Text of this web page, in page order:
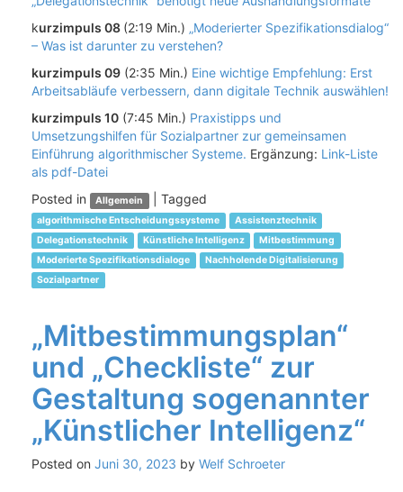
kurzimpuls 08 (2:19 Min.) „Moderierter Spezifikationsdialog“
– Was ist darunter zu verstehen?
kurzimpuls 09 (2:35 Min.) Eine wichtige Empfehlung: Erst
Arbeitsabläufe verbessern, dann digitale Technik auswählen!
kurzimpuls 10 (7:45 Min.) Praxistipps und
Umsetzungshilfen für Sozialpartner zur gemeinsamen
Einführung algorithmischer Systeme. Ergänzung: Link-Liste
als pdf-Datei
Posted in
Allgemein Tagged
algorithmische Entscheidungssysteme
Assistenztechnik
Delegationstechnik
Künstliche Intelligenz
Mitbestimmung
Moderierte Spezifikationsdialoge
Nachholende Digitalisierung
Sozialpartner
„Mitbestimmungsplan“
und „Checkliste“ zur
Gestaltung sogenannter
„Künstlicher Intelligenz“
Posted on Juni 30, 2023 by Welf Schroeter